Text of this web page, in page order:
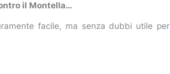
il Montella…
facile, ma senza dubbi utile per